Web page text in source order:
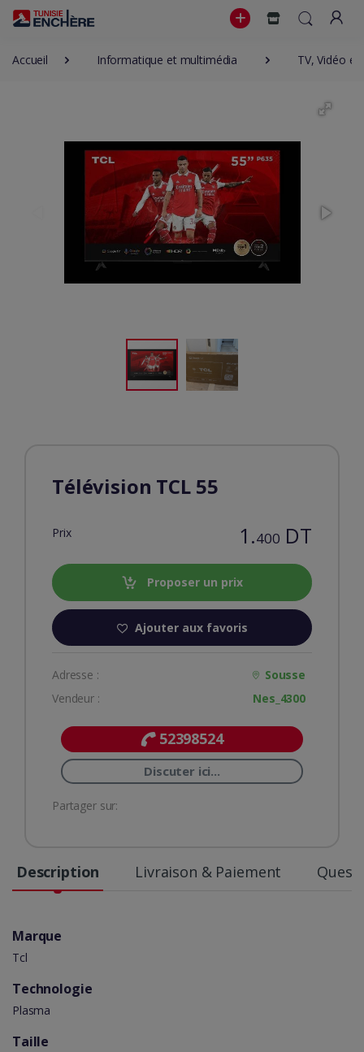
Accueil Informatique et multimédia TV, Vidéo et
Télévision TCL 55
Prix 1.400 DT
Proposer un prix
Ajouter aux favoris
Adresse :
Sousse
Vendeur :
Nes_4300
52398524
Discuter ici...
Partager sur:
Description Livraison & Paiement
Marque
Tcl
Technologie
Plasma
Taille